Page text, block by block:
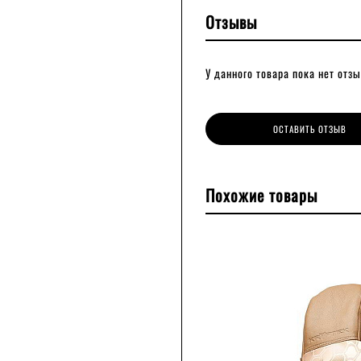
Отзывы
У данного товара пока нет
ОСТАВИТЬ ОТЗЫВ
Похожие товары